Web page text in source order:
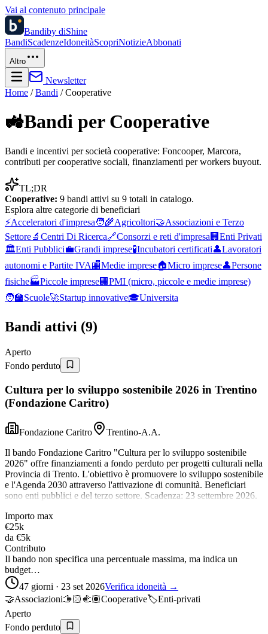
Vai al contenuto principale
Bandiby diShine
BandiScadenzeIdoneitàScopriNotizieAbbonati
Altro
Newsletter
Home /Bandi /Cooperative
🚜Bandi per Cooperative
Bandi e incentivi per società cooperative: Foncooper, Marcora,
contributi per cooperative sociali, finanziamenti per workers buyout.
TL;DR
Cooperative: 9 bandi attivi su 9 totali in catalogo.
Esplora altre categorie di beneficiari
⚡Acceleratori d'impresa🧑‍🌾Agricoltori🤝Associazioni e Terzo
Settore🔬 Centri Di Ricerca🔗Consorzi e reti d'impresa 🏢 Enti Privati
🏛️Enti Pubblici💼Grandi imprese🧪Incubatori certificati👤Lavoratori
autonomi e Partite IVA🏬Medie imprese🏠Micro imprese👤Persone
fisiche🏭Piccole imprese🏢 PMI (micro, piccole e medie imprese)
🧑‍🏫Scuole🚀Startup innovative🎓Universita
Bandi attivi (9)
Aperto
Fondo perduto
Cultura per lo sviluppo sostenibile 2026 in Trentino
(Fondazione Caritro)
Fondazione Caritro
Trentino-A.A.
Il bando Fondazione Caritro "Cultura per lo sviluppo sostenibile
2026" offre finanziamenti a fondo perduto per progetti culturali nella
Provincia di Trento. L'obiettivo è promuovere lo sviluppo sostenibile
e l'Agenda 2030 attraverso l'attivazione di comunità. Beneficiari
sono enti pubblici e del terzo settore. Scadenza: 23 settembre 2026.
Importo max
€25k
da €5k
Contributo
Il bando non specifica una percentuale massima, ma indica un
budget…
47 giorni · 23 set 2026Verifica idoneità →
🤝Associazioni🫱🏻‍🫲🏽Cooperative🏷️Enti-privati
Aperto
Fondo perduto